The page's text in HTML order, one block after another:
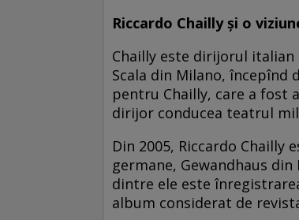
Riccardo Chailly și o
Chailly este dirijorul
Scala din Milano, începînd
pentru Chailly, care a fost
dirijor conducea teatrul
Din 2005, Riccardo
germane, Gewandhaus
dintre ele este
album considerat de